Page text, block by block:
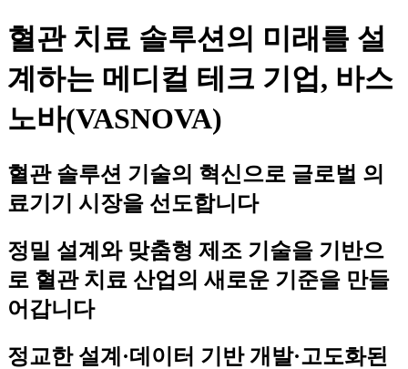
혈관 치료 솔루션의 미래를 설
계하는 메디컬 테크 기업, 바스
노바(VASNOVA)
혈관 솔루션 기술의 혁신으로 글로벌 의
료기기 시장을 선도합니다
정밀 설계와 맞춤형 제조 기술을 기반으
로 혈관 치료 산업의 새로운 기준을 만들
어갑니다
정교한 설계·데이터 기반 개발·고도화된